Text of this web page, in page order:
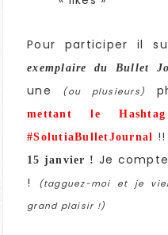
Pour participer il
exemplaire du Bullet
une
(ou plusieurs)
mettant le
#SolutiaBulletJournal !!
15 janvier ! Je
!
(tagguez-moi et je
grand plaisir !)